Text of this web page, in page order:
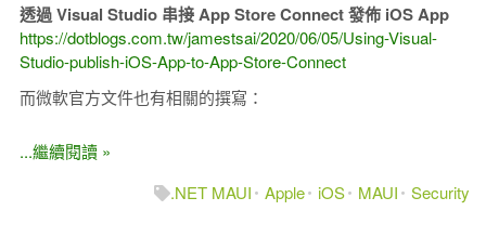
透過 Visual Studio 串接 App Store Connect 發佈 iOS App
https://dotblogs.com.tw/jamestsai/2020/06/05/Using-Visual-
Studio-publish-iOS-App-to-App-Store-Connect
而微軟官方文件也有相關的撰寫：
...繼續閱讀 »
.NET MAUI
Apple iOS MAUI Security